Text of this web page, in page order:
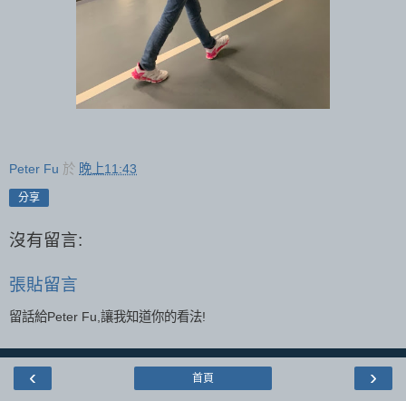
Peter Fu 於 晚上11:43
分享
沒有留言:
張貼留言
留話給Peter Fu,讓我知道你的看法!
‹ ›
首頁